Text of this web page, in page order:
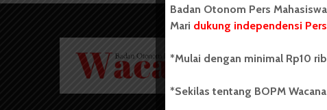
Wacana
secara
Universitas
Badan Otonom Pers
Mari dukung independensi
*Mulai dengan minimal Rp10
*Sekilas tentang BOPM